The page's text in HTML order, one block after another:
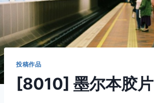
投稿作品
[8010] 墨尔本胶片